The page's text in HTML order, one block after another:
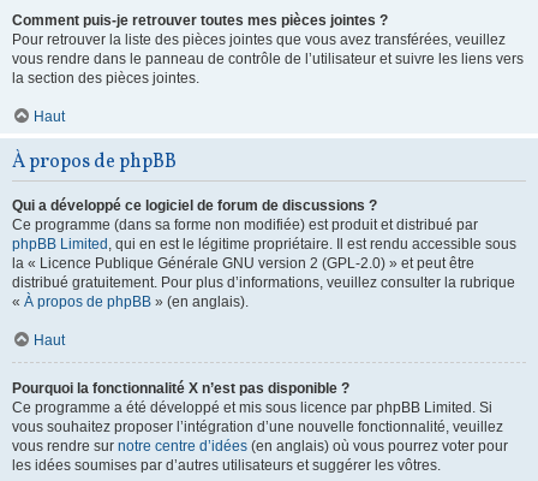
Comment puis-je retrouver toutes mes pièces jointes ?
Pour retrouver la liste des pièces jointes que vous avez transférées, veuillez
vous rendre dans le panneau de contrôle de l’utilisateur et suivre les liens vers
la section des pièces jointes.
Haut
À propos de phpBB
Qui a développé ce logiciel de forum de discussions ?
Ce programme (dans sa forme non modifiée) est produit et distribué par
phpBB Limited , qui en est le légitime propriétaire. Il est rendu accessible sous
la « Licence Publique Générale GNU version 2 (GPL-2.0) » et peut être
distribué gratuitement. Pour plus d’informations, veuillez consulter la rubrique
« À propos de phpBB » (en anglais).
Haut
Pourquoi la fonctionnalité X n’est pas disponible ?
Ce programme a été développé et mis sous licence par phpBB Limited. Si
vous souhaitez proposer l’intégration d’une nouvelle fonctionnalité, veuillez
vous rendre sur notre centre d’idées (en anglais) où vous pourrez voter pour
les idées soumises par d’autres utilisateurs et suggérer les vôtres.